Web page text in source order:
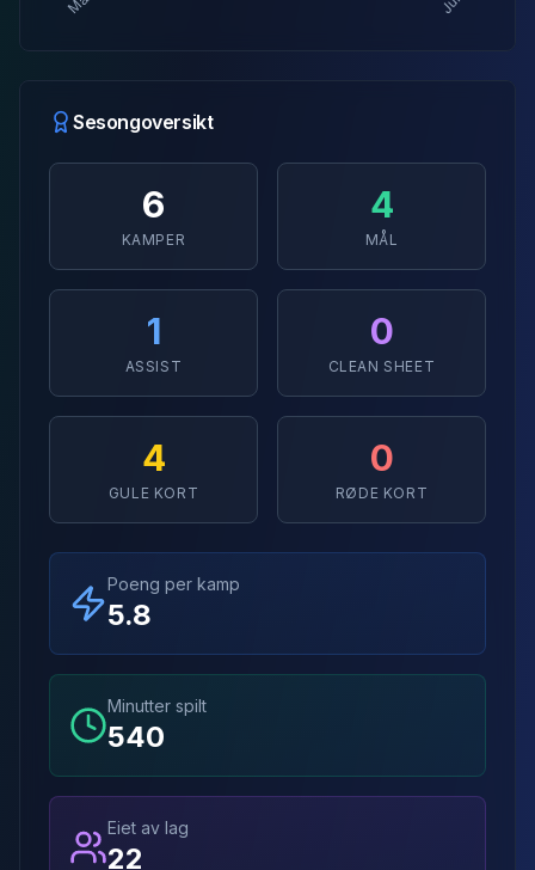
Sesongoversikt
6
KAMPER
4
MÅL
1
ASSIST
0
CLEAN SHEET
4
GULE KORT
0
RØDE KORT
Poeng per kamp
5.8
Minutter spilt
540
Eiet av lag
22